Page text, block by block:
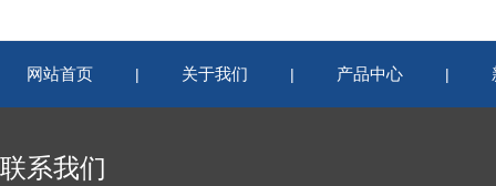
网站首页 | 关于我们 | 产品中心 |
联系我们